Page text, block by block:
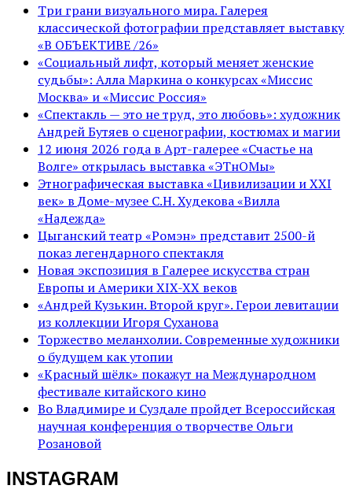
Три грани визуального мира. Галерея
классической фотографии представляет выставку
«В ОБЪЕКТИВЕ /26»
«Социальный лифт, который меняет женские
судьбы»: Алла Маркина о конкурсах «Миссис
Москва» и «Миссис Россия»
«Спектакль — это не труд, это любовь»: художник
Андрей Бутяев о сценографии, костюмах и магии
12 июня 2026 года в Арт-галерее «Счастье на
Волге» открылась выставка «ЭТнОМы»
Этнографическая выставка «Цивилизации и ХХI
век» в Доме-музее С.Н. Худекова «Вилла
«Надежда»
Цыганский театр «Ромэн» представит 2500-й
показ легендарного спектакля
Новая экспозиция в Галерее искусства стран
Европы и Америки XIX-XX веков
«Андрей Кузькин. Второй круг». Герои левитации
из коллекции Игоря Суханова
Торжество меланхолии. Современные художники
о будущем как утопии
«Красный шёлк» покажут на Международном
фестивале китайского кино
Во Владимире и Суздале пройдет Всероссийская
научная конференция о творчестве Ольги
Розановой
INSTAGRAM